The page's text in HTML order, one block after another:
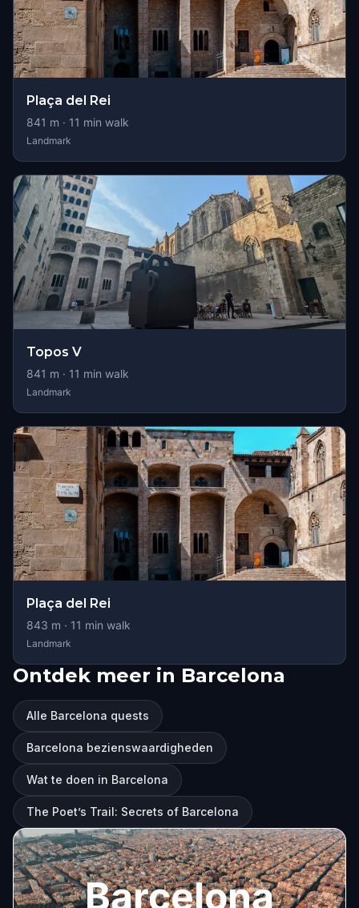
Plaça del Rei
841 m · 11 min walk
Landmark
Topos V
841 m · 11 min walk
Landmark
Plaça del Rei
843 m · 11 min walk
Landmark
Ontdek meer in Barcelona
Alle Barcelona quests
Barcelona bezienswaardigheden
Wat te doen in Barcelona
The Poet’s Trail: Secrets of Barcelona
Barcelona